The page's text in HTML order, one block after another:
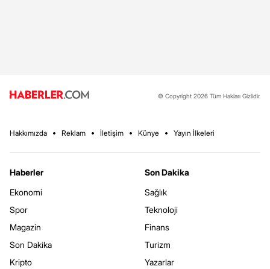
© Copyright 2026 Tüm Hakları Gizlidir.
Hakkımızda Reklam İletişim Künye Yayın İlkeleri
Haberler
Ekonomi
Spor
Magazin
Son Dakika
Kripto
Son Dakika
Sağlık
Teknoloji
Finans
Turizm
Yazarlar